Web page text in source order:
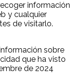
información
y cualquier
de visitarlo.
sobre
que ha visto
de 2024